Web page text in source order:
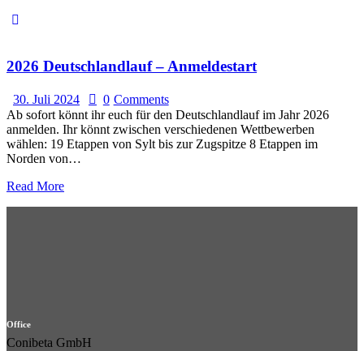
2026 Deutschlandlauf – Anmeldestart
30. Juli 2024 0 Comments
Ab sofort könnt ihr euch für den Deutschlandlauf im Jahr 2026
anmelden. Ihr könnt zwischen verschiedenen Wettbewerben
wählen: 19 Etappen von Sylt bis zur Zugspitze 8 Etappen im
Norden von…
Read More
Office
Conibeta GmbH